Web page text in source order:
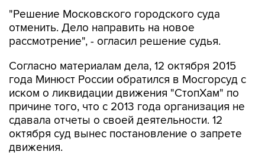
"Решение Московского городского суда
отменить. Дело направить на новое
рассмотрение", - огласил решение судья.
Согласно материалам дела, 12 октября 2015
года Минюст России обратился в Мосгорсуд с
иском о ликвидации движения "СтопХам" по
причине того, что с 2013 года организация не
сдавала отчеты о своей деятельности. 12
октября суд вынес постановление о запрете
движения.